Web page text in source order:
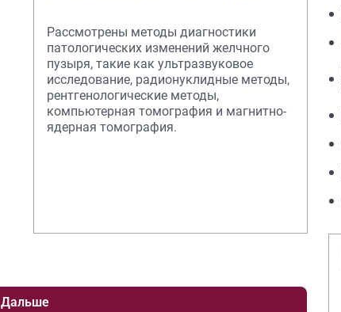
Рассмотрены методы диагностики
патологических изменений желчного
пузыря, такие как ультразвуковое
исследование, радионуклидные методы,
рентгенологические методы,
компьютерная томография и магнитно-
ядерная томография.
Дальше